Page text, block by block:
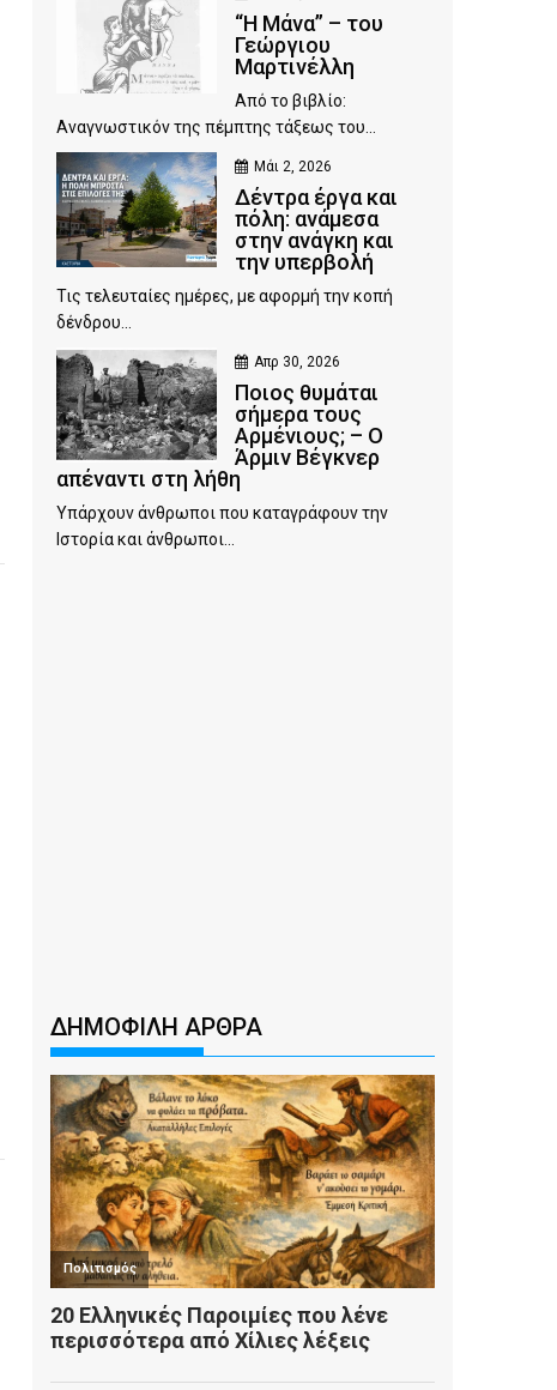
“Η Μάνα” – του
Γεώργιου
Μαρτινέλλη
Από το βιβλίο:
Αναγνωστικόν της πέμπτης τάξεως του...
Μάι 2, 2026
Δέντρα έργα και
πόλη: ανάμεσα
στην ανάγκη και
την υπερβολή
Τις τελευταίες ημέρες, με αφορμή την κοπή
δένδρου...
Απρ 30, 2026
Ποιος θυμάται
σήμερα τους
Αρμένιους; – Ο
Άρμιν Βέγκνερ
απέναντι στη λήθη
Υπάρχουν άνθρωποι που καταγράφουν την
Ιστορία και άνθρωποι...
ΔΗΜΟΦΙΛΗ ΑΡΘΡΑ